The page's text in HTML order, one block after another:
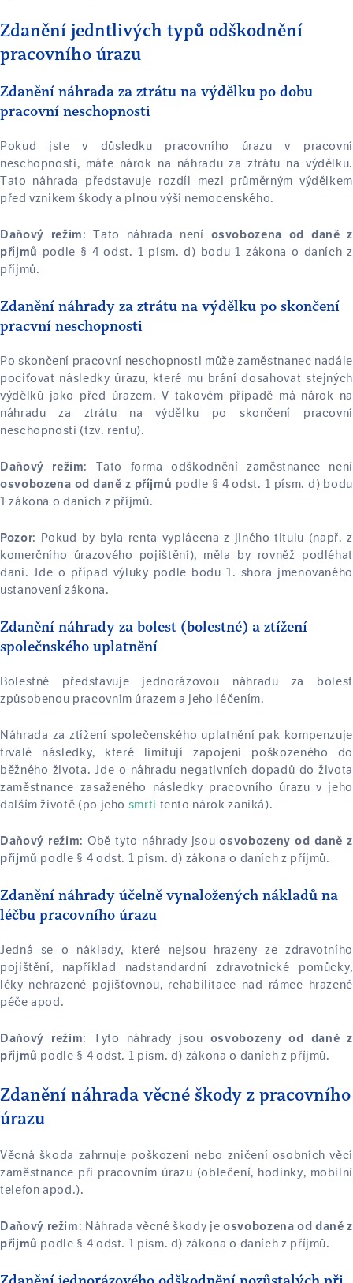
Zdanění jedntlivých typů odškodnění
pracovního úrazu
Zdanění náhrada za ztrátu na výdělku po dobu
pracovní neschopnosti
Pokud jste v důsledku pracovního úrazu v pracovní
neschopnosti, máte nárok na náhradu za ztrátu na výdělku.
Tato náhrada představuje rozdíl mezi průměrným výdělkem
před vznikem škody a plnou výší nemocenského.
Daňový režim: Tato náhrada není osvobozena od daně z
příjmů podle § 4 odst. 1 písm. d) bodu 1 zákona o daních z
příjmů.
Zdanění náhrady za ztrátu na výdělku po skončení
pracvní neschopnosti
Po skončení pracovní neschopnosti může zaměstnanec nadále
pociťovat následky úrazu, které mu brání dosahovat stejných
výdělků jako před úrazem. V takovém případě má nárok na
náhradu za ztrátu na výdělku po skončení pracovní
neschopnosti (tzv. rentu).
Daňový režim: Tato forma odškodnění zaměstnance není
osvobozena od daně z příjmů podle § 4 odst. 1 písm. d) bodu
1 zákona o daních z příjmů.
Pozor: Pokud by byla renta vyplácena z jiného titulu (např. z
komerčního úrazového pojištění), měla by rovněž podléhat
dani. Jde o případ výluky podle bodu 1. shora jmenovaného
ustanovení zákona.
Zdanění náhrady za bolest (bolestné) a ztížení
společnského uplatnění
Bolestné představuje jednorázovou náhradu za bolest
způsobenou pracovním úrazem a jeho léčením.
Náhrada za ztížení společenského uplatnění pak kompenzuje
trvalé následky, které limitují zapojení poškozeného do
běžného života. Jde o náhradu negativních dopadů do života
zaměstnance zasaženého následky pracovního úrazu v jeho
dalším životě (po jeho smrti tento nárok zaniká).
Daňový režim: Obě tyto náhrady jsouosvobozeny od daně z
příjmů podle § 4 odst. 1 písm. d) zákona o daních z příjmů.
Zdanění náhrady účelně vynaložených nákladů na
léčbu pracovního úrazu
Jedná se o náklady, které nejsou hrazeny ze zdravotního
pojištění, například nadstandardní zdravotnické pomůcky,
léky nehrazené pojišťovnou, rehabilitace nad rámec hrazené
péče apod.
Daňový režim: Tyto náhrady jsou osvobozeny od daně z
příjmů podle § 4 odst. 1 písm. d) zákona o daních z příjmů.
Zdanění náhrada věcné škody z pracovního
úrazu
Věcná škoda zahrnuje poškození nebo zničení osobních věcí
zaměstnance při pracovním úrazu (oblečení, hodinky, mobilní
telefon apod.).
Daňový režim: Náhrada věcné škody jeosvobozena od daně z
příjmů podle § 4 odst. 1 písm. d) zákona o daních z příjmů.